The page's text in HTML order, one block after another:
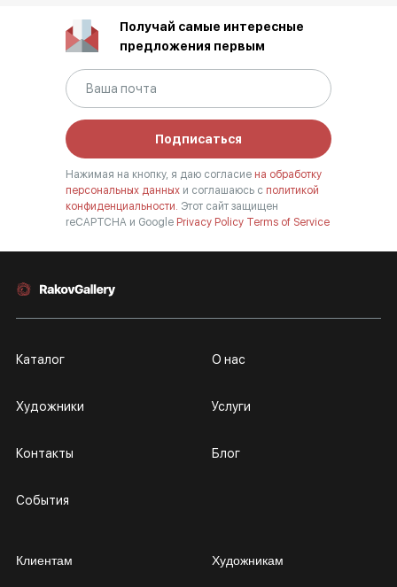
Получай самые интересные
предложения первым
Подписаться
Нажимая на кнопку, я даю согласие на обработку
персональных данных и соглашаюсь с политикой
конфиденциальности. Этот сайт защищен
reCAPTCHA и Google Privacy Policy Terms of Service
Каталог
Художники
Контакты
События
О нас
Услуги
Блог
Клиентам Художникам